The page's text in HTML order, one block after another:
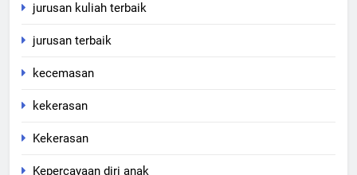
jurusan kuliah terbaik
jurusan terbaik
kecemasan
kekerasan
Kekerasan
Kepercayaan diri anak